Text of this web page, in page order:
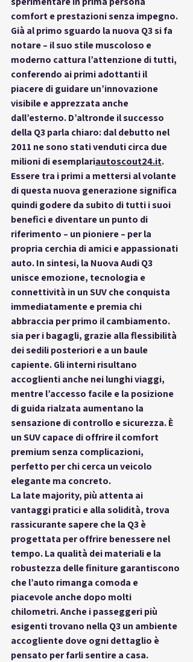
comfort e prestazioni senza impegno.
Già al primo sguardo la nuova Q3 si fa
notare – il suo stile muscoloso e
moderno cattura l’attenzione di tutti,
conferendo ai primi adottanti il
piacere di guidare un’innovazione
visibile e apprezzata anche
dall’esterno. D’altronde il successo
della Q3 parla chiaro: dal debutto nel
2011 ne sono stati venduti circa due
milioni di esemplariautoscout24.it.
Essere tra i primi a mettersi al volante
di questa nuova generazione significa
quindi godere da subito di tutti i suoi
benefici e diventare un punto di
riferimento – un pioniere – per la
propria cerchia di amici e appassionati
auto. In sintesi, la Nuova Audi Q3
unisce emozione, tecnologia e
connettività in un SUV che conquista
immediatamente e premia chi
abbraccia per primo il cambiamento.
sia per i bagagli, grazie alla flessibilità
dei sedili posteriori e a un baule
capiente. Gli interni risultano
accoglienti anche nei lunghi viaggi,
mentre l’accesso facile e la posizione
di guida rialzata aumentano la
sensazione di controllo e sicurezza. È
un SUV capace di offrire il comfort
premium senza complicazioni,
perfetto per chi cerca un veicolo
elegante ma concreto.
La late majority, più attenta ai
vantaggi pratici e alla solidità, trova
rassicurante sapere che la Q3 è
progettata per offrire benessere nel
tempo. La qualità dei materiali e la
robustezza delle finiture garantiscono
che l’auto rimanga comoda e
piacevole anche dopo molti
chilometri. Anche i passeggeri più
esigenti trovano nella Q3 un ambiente
accogliente dove ogni dettaglio è
pensato per farli sentire a casa.